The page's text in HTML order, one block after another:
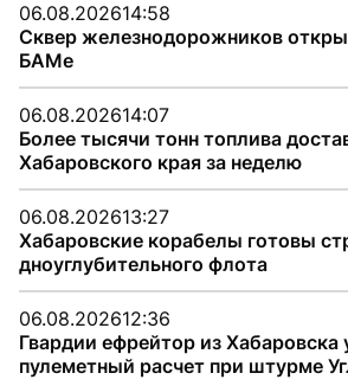
06.08.202614:58
Сквер железнодорожников
БАМе
06.08.202614:07
Более тысячи тонн топлива
Хабаровского края за неделю
06.08.202613:27
Хабаровские корабелы готовы
дноуглубительного флота
06.08.202612:36
Гвардии ефрейтор из Хабаровска
пулеметный расчет при штурме